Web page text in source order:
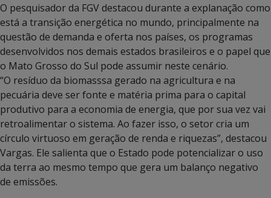
O pesquisador da FGV destacou durante a explanação como
está a transição energética no mundo, principalmente na
questão de demanda e oferta nos países, os programas
desenvolvidos nos demais estados brasileiros e o papel que
o Mato Grosso do Sul pode assumir neste cenário.
“O resíduo da biomasssa gerado na agricultura e na
pecuária deve ser fonte e matéria prima para o capital
produtivo para a economia de energia, que por sua vez vai
retroalimentar o sistema. Ao fazer isso, o setor cria um
círculo virtuoso em geração de renda e riquezas”, destacou
Vargas. Ele salienta que o Estado pode potencializar o uso
da terra ao mesmo tempo que gera um balanço negativo
de emissões.